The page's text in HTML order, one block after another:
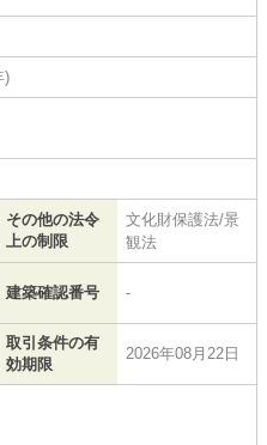
)
その他の法令
上の制限
文化財保護法/景
観法
建築確認番号 -
取引条件の有
効期限
2026年08月22日